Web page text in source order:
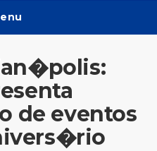
de eventos